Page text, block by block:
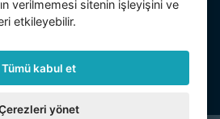
Bölüm C, Insert 74759'da
VKN CZ26150808
verilmemesi sitenin işleyişini ve
etkileyebilir.
Tümü kabul et
yönet